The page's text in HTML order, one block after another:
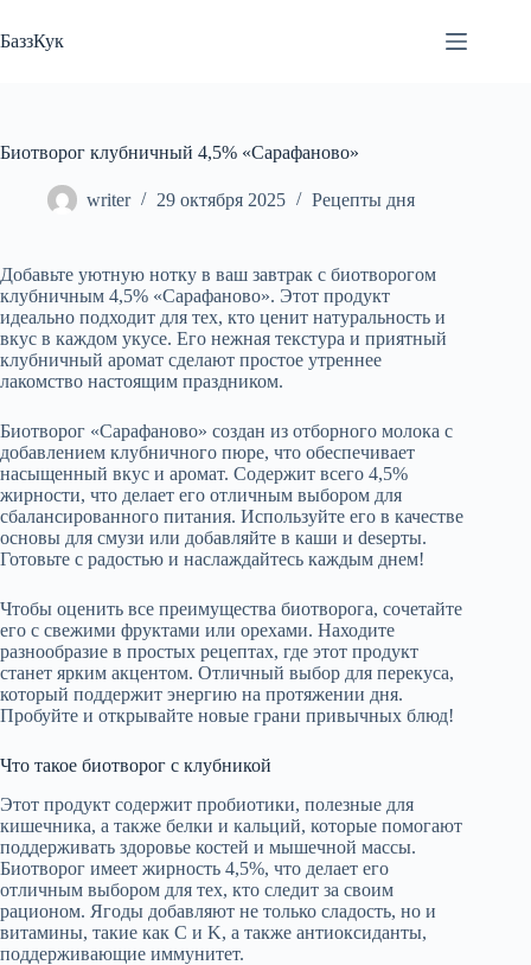
к
сути
БаззКук
Биотворог клубничный 4,5% «Сарафаново»
writer 29 октября 2025 Рецепты дня
Добавьте уютную нотку в ваш завтрак с биотворогом
клубничным 4,5% «Сарафаново». Этот продукт
идеально подходит для тех, кто ценит натуральность и
вкус в каждом укусе. Его нежная текстура и приятный
клубничный аромат сделают простое утреннее
лакомство настоящим праздником.
Биотворог «Сарафаново» создан из отборного молока с
добавлением клубничного пюре, что обеспечивает
насыщенный вкус и аромат. Содержит всего 4,5%
жирности, что делает его отличным выбором для
сбалансированного питания. Используйте его в качестве
основы для смузи или добавляйте в каши и desерты.
Готовьте с радостью и наслаждайтесь каждым днем!
Чтобы оценить все преимущества биотворога, сочетайте
его с свежими фруктами или орехами. Находите
разнообразие в простых рецептах, где этот продукт
станет ярким акцентом. Отличный выбор для перекуса,
который поддержит энергию на протяжении дня.
Пробуйте и открывайте новые грани привычных блюд!
Что такое биотворог с клубникой
Этот продукт содержит пробиотики, полезные для
кишечника, а также белки и кальций, которые помогают
поддерживать здоровье костей и мышечной массы.
Биотворог имеет жирность 4,5%, что делает его
отличным выбором для тех, кто следит за своим
рационом. Ягоды добавляют не только сладость, но и
витамины, такие как C и K, а также антиоксиданты,
поддерживающие иммунитет.